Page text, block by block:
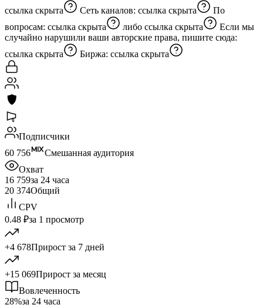
ссылка скрыта
Сеть каналов: ссылка скрыта
По
вопросам: ссылка скрыта либо ссылка скрыта
Если мы
случайно нарушили ваши авторские права, пишите сюда:
ссылка скрыта
Биржа: ссылка скрыта
Подписчики
60 756
Смешанная аудитория
Охват
16 759за 24 часа
20 374Общий
CPV
0.48 ₽за 1 просмотр
+4 678Прирост за 7 дней
+15 069Прирост за месяц
Вовлеченность
28%за 24 часа